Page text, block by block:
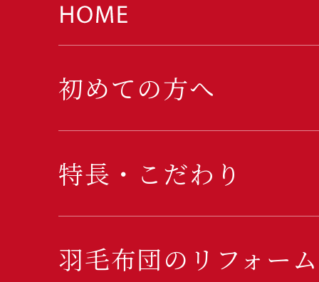
初めての方へ
特長・こだわり
羽毛布団のリフォーム